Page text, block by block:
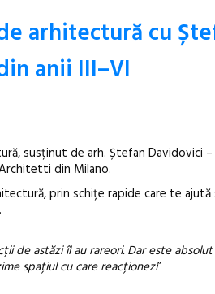
arhitectură cu
anii III–VI
susținut de arh. Ștefan
din Milano.
prin schițe rapide care te
de astăzi îl au rareori. Dar este
spațiul cu care reacționezi”